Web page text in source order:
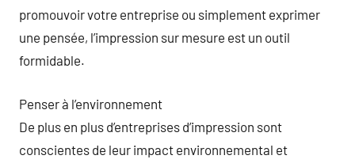
promouvoir votre entreprise ou simplement exprimer
une pensée, l’impression sur mesure est un outil
formidable.
Penser à l’environnement
De plus en plus d’entreprises d’impression sont
conscientes de leur impact environnemental et